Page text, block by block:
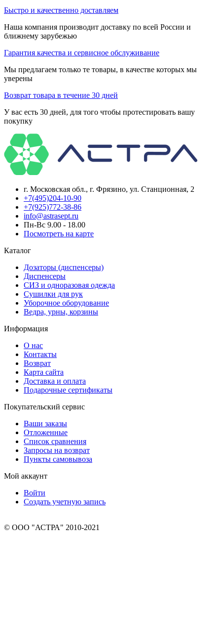
Быстро и качественно доставляем
Наша компания производит доставку по всей России и
ближнему зарубежью
Гарантия качества и сервисное обслуживание
Мы предлагаем только те товары, в качестве которых мы
уверены
Возврат товара в течение 30 дней
У вас есть 30 дней, для того чтобы протестировать вашу
покупку
г. Московская обл., г. Фрязино, ул. Станционная, 2
+7(495)204-10-90
+7(925)772-38-86
info@astrasept.ru
Пн-Вс 9.00 - 18.00
Посмотреть на карте
Каталог
Дозаторы (диспенсеры)
Диспенсеры
СИЗ и одноразовая одежда
Сушилки для рук
Уборочное оборудование
Ведра, урны, корзины
Информация
О нас
Контакты
Возврат
Карта сайта
Доставка и оплата
Подарочные сертификаты
Покупательский сервис
Ваши заказы
Отложенные
Список сравнения
Запросы на возврат
Пункты самовывоза
Мой аккаунт
Войти
Создать учетную запись
© ООО "АСТРА" 2010-2021